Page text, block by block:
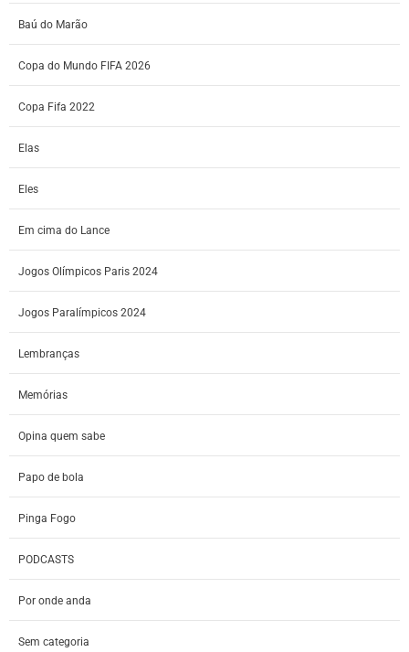
Baú do Marão
Copa do Mundo FIFA 2026
Copa Fifa 2022
Elas
Eles
Em cima do Lance
Jogos Olímpicos Paris 2024
Jogos Paralímpicos 2024
Lembranças
Memórias
Opina quem sabe
Papo de bola
Pinga Fogo
PODCASTS
Por onde anda
Sem categoria